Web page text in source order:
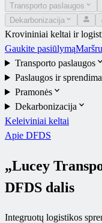
Transporto paslaugos
Dekarbonizacija
Krovininiai keltai ir
Gaukite pasiūlymą
Transporto paslaugos
Paslaugos ir
Pramonės
Dekarbonizacija
Keleiviniai keltai
Apie DFDS
„Lucey
DFDS dalis
Integruotų logistikos